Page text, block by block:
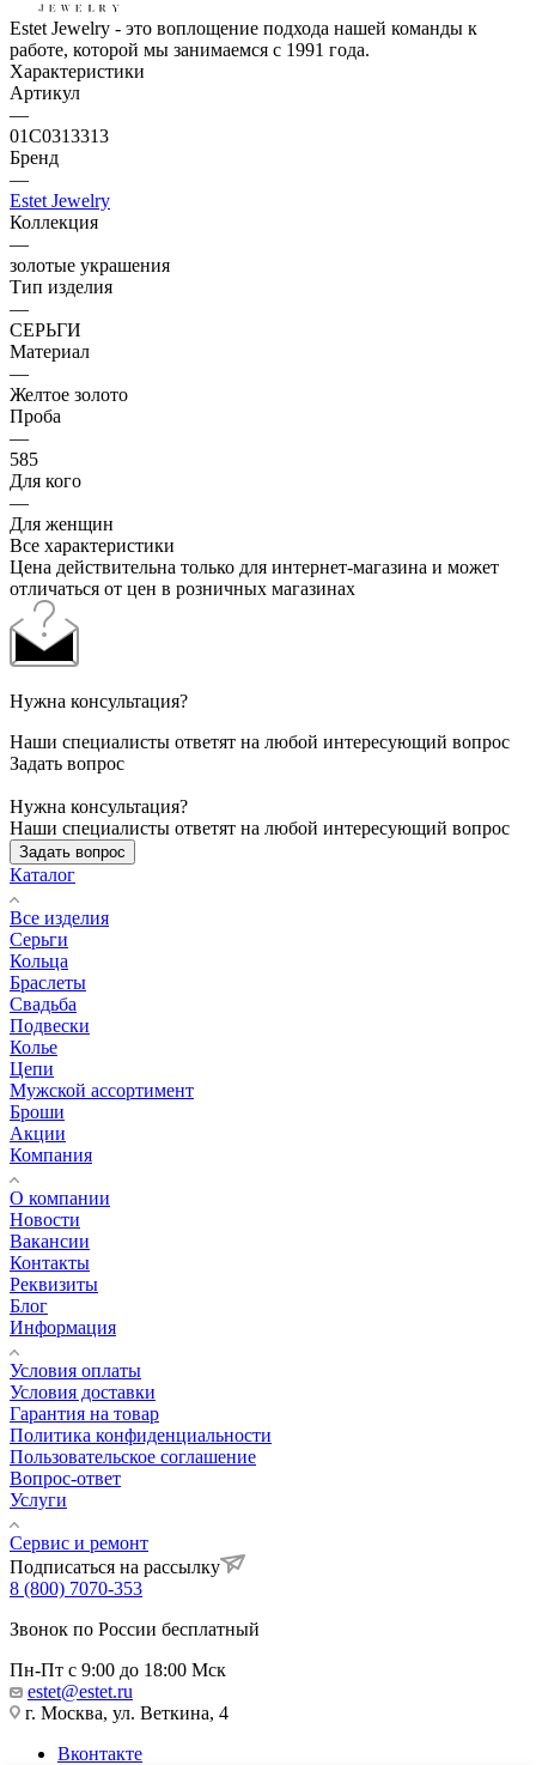
Estet Jewelry - это воплощение подхода нашей команды к
работе, которой мы занимаемся с 1991 года.
Характеристики
Артикул
—
01С0313313
Бренд
—
Estet Jewelry
Коллекция
—
золотые украшения
Тип изделия
—
СЕРЬГИ
Материал
—
Желтое золото
Проба
—
585
Для кого
—
Для женщин
Все характеристики
Цена действительна только для интернет-магазина и может
отличаться от цен в розничных магазинах
Нужна консультация?
Наши специалисты ответят на любой интересующий вопрос
Задать вопрос
Нужна консультация?
Наши специалисты ответят на любой интересующий вопрос
Задать вопрос
Каталог
Все изделия
Серьги
Кольца
Браслеты
Свадьба
Подвески
Колье
Цепи
Мужской ассортимент
Броши
Акции
Компания
О компании
Новости
Вакансии
Контакты
Реквизиты
Блог
Информация
Условия оплаты
Условия доставки
Гарантия на товар
Политика конфиденциальности
Пользовательское соглашение
Вопрос-ответ
Услуги
Сервис и ремонт
Подписаться на рассылку
8 (800) 7070-353
Звонок по России бесплатный
Пн-Пт с 9:00 до 18:00 Мск
estet@estet.ru
г. Москва, ул. Веткина, 4
Вконтакте